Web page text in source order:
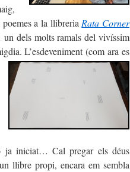
a la llibreria Rata Corner
un dels molts ramals del vivíssim
L’esdeveniment (com ara es
ja iniciat… Cal pregar els déus
llibre propi, encara em sembla